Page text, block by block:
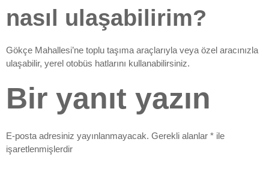
nasıl ulaşabilirim?
Gökçe Mahallesi’ne toplu taşıma araçlarıyla veya özel aracınızla
ulaşabilir, yerel otobüs hatlarını kullanabilirsiniz.
Bir yanıt yazın
E-posta adresiniz yayınlanmayacak. Gerekli alanlar * ile
işaretlenmişlerdir